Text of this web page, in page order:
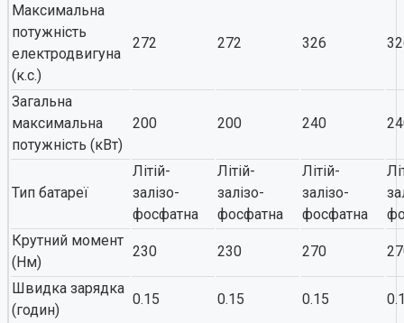
Максимальна
потужність
електродвигуна
(к.с.)
272 272 326
Загальна
максимальна
потужність (кВт)
200 200 240
Тип батареї
Літій-
залізо-
фосфатна
Літій-
залізо-
фосфатна
Літій-
залізо-
фосфатна
Крутний момент
(Нм)
230 230 270
Швидка зарядка
(годин)
0.15 0.15 0.15